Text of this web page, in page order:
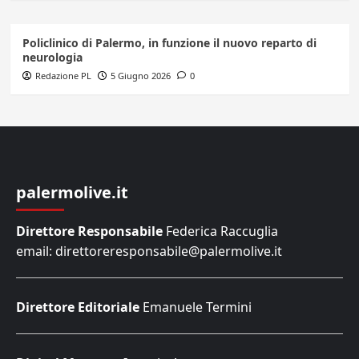
Policlinico di Palermo, in funzione il nuovo reparto di
neurologia
Redazione PL 5 Giugno 2026 0
palermolive.it
Direttore Responsabile Federica Raccuglia
email: direttoreresponsabile@palermolive.it
Direttore Editoriale Emanuele Termini